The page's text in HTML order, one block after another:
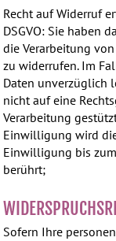
Recht auf Widerruf
DSGVO: Sie haben
die Verarbeitung
zu widerrufen. Im
Daten unverzüglich
nicht auf eine
Verarbeitung
Einwilligung wird
Einwilligung bis
berührt;
Sofern Ihre